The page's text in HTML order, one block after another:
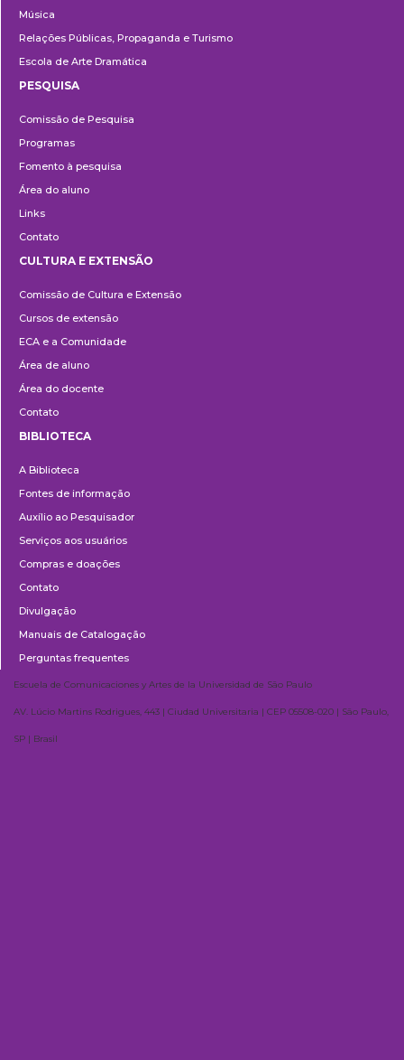
Música
Relações Públicas, Propaganda e Turismo
Escola de Arte Dramática
PESQUISA
Comissão de Pesquisa
Programas
Fomento à pesquisa
Área do aluno
Links
Contato
e
Extensão
CULTURA E EXTENSÃO
Comissão de Cultura e Extensão
Cursos de extensão
ECA e a Comunidade
Área de aluno
Área do docente
Contato
BIBLIOTECA
A Biblioteca
Fontes de informação
Auxílio ao Pesquisador
Serviços aos usuários
Compras e doações
Contato
Divulgação
Manuais de Catalogação
Perguntas frequentes
Escuela de Comunicaciones y Artes de la Universidad de São Paulo
AV. Lúcio Martins Rodrigues, 443 | Ciudad Universitaria | CEP 05508-020 | São Paulo,
SP | Brasil